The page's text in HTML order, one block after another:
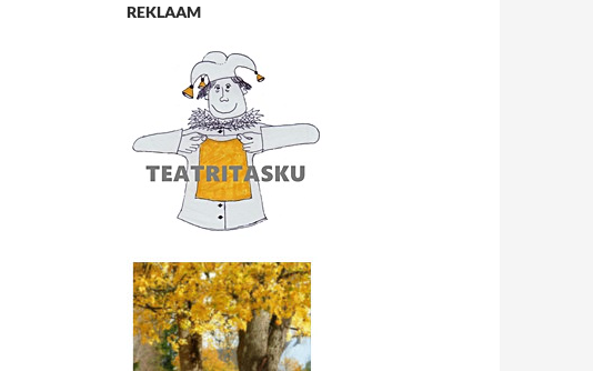
REKLAAM